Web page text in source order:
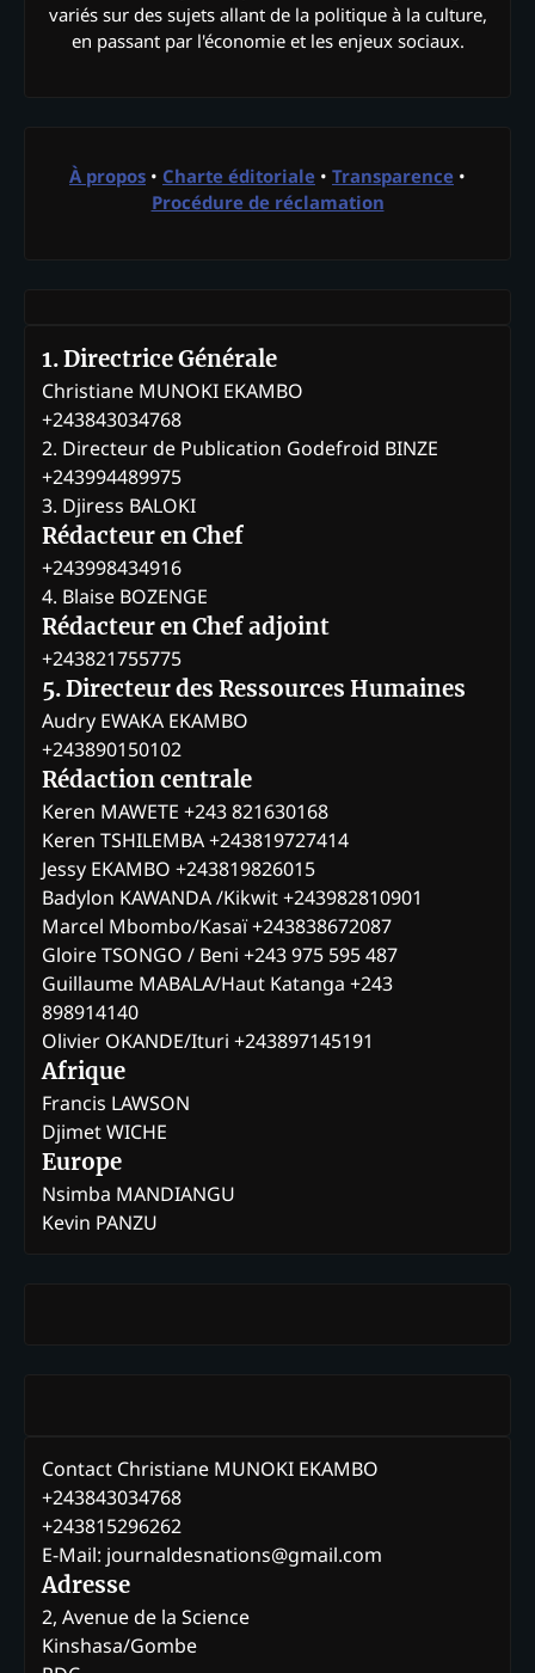
variés sur des sujets allant de la politique à la culture,
en passant par l'économie et les enjeux sociaux.
À propos • Charte éditoriale • Transparence •
Procédure de réclamation
1. Directrice Générale
Christiane MUNOKI EKAMBO
+243843034768
2. Directeur de Publication Godefroid BINZE
+243994489975
3. Djiress BALOKI
Rédacteur en Chef
+243998434916
4. Blaise BOZENGE
Rédacteur en Chef adjoint
+243821755775
5. Directeur des Ressources Humaines
Audry EWAKA EKAMBO
+243890150102
Rédaction centrale
Keren MAWETE +243 821630168
Keren TSHILEMBA +243819727414
Jessy EKAMBO +243819826015
Badylon KAWANDA /Kikwit +243982810901
Marcel Mbombo/Kasaï +243838672087
Gloire TSONGO / Beni +243 975 595 487
Guillaume MABALA/Haut Katanga +243
898914140
Olivier OKANDE/Ituri +243897145191
Afrique
Francis LAWSON
Djimet WICHE
Europe
Nsimba MANDIANGU
Kevin PANZU
Contact Christiane MUNOKI EKAMBO
+243843034768
+243815296262
E-Mail: journaldesnations@gmail.com
Adresse
2, Avenue de la Science
Kinshasa/Gombe